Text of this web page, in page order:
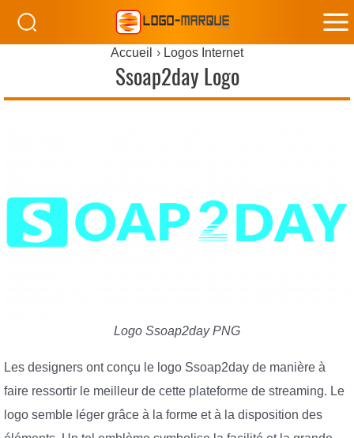
Accueil Logos Internet
Ssoap2day Logo
Logo Ssoap2day PNG
Les designers ont conçu le logo Ssoap2day de manière à
faire ressortir le meilleur de cette plateforme de streaming. Le
logo semble léger grâce à la forme et à la disposition des